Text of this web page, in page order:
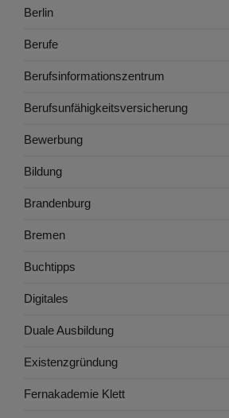
Berlin
Berufe
Berufsinformationszentrum
Berufsunfähigkeitsversicherung
Bewerbung
Bildung
Brandenburg
Bremen
Buchtipps
Digitales
Duale Ausbildung
Existenzgründung
Fernakademie Klett